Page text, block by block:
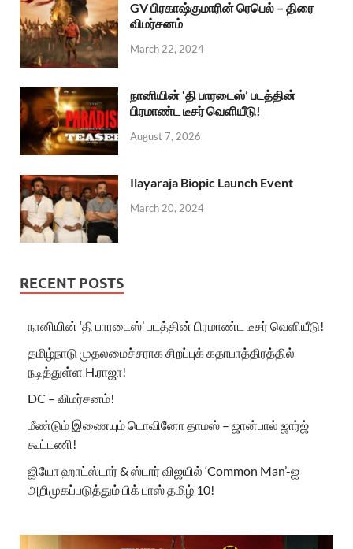
GV பிரகாஷ்குமாரின் ரெபெல் – திரை
விமர்சனம்
March 22, 2024
நானியின் ‘தி பாரடைஸ்’ படத்தின்
பிரமாண்ட டீசர் வெளியீடு!
August 7, 2026
Ilayaraja Biopic Launch Event
March 20, 2024
RECENT POSTS
நானியின் ‘தி பாரடைஸ்’ படத்தின் பிரமாண்ட டீசர் வெளியீடு!
தமிழ்நாடு முதலமைச்சராக சிறப்புக் கதாபாத்திரத்தில்
நடித்துள்ள H.ராஜா!
DC – விமர்சனம்!
மீண்டும் இணையும் டொவினோ தாமஸ் – ஜான்பால் ஜார்ஜ்
கூட்டணி!
ஜியோ ஹாட்ஸ்டார் & ஸ்டார் விஜயில் ‘Common Man’-ஐ
அறிமுகப்படுத்தும் பிக் பாஸ் தமிழ் 10!